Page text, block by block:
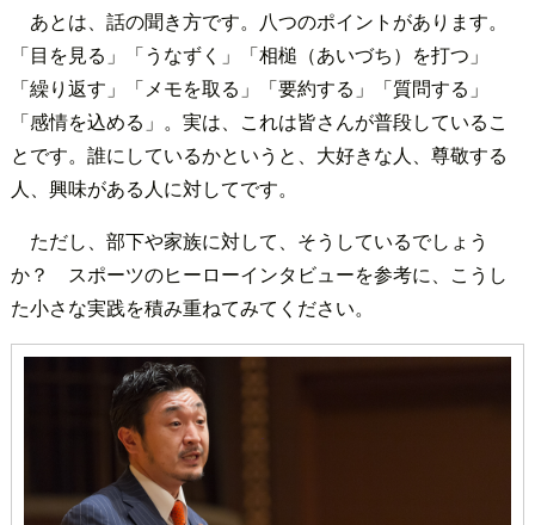
あとは、話の聞き方です。八つのポイントがあります。
「目を見る」「うなずく」「相槌（あいづち）を打つ」
「繰り返す」「メモを取る」「要約する」「質問する」
「感情を込める」。実は、これは皆さんが普段しているこ
とです。誰にしているかというと、大好きな人、尊敬する
人、興味がある人に対してです。
ただし、部下や家族に対して、そうしているでしょう
か？ スポーツのヒーローインタビューを参考に、こうし
た小さな実践を積み重ねてみてください。